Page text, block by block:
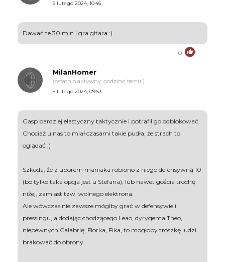
5 lutego 2024, 10:45
Dawać te 30 mln i gra gitara :)
0
MilanHomer
(ostatnio aktywny: godzinę temu )
5 lutego 2024, 09:53
Gasp bardziej elastyczny taktycznie i potrafił go odblokować.
Chociaż u nas to miał czasami takie pudła, że strach to
oglądać ;)
Szkoda, że z uporem maniaka robiono z niego defensywną 10
(bo tylko taka opcja jest u Stefana), lub nawet gościa trochę
niżej, zamiast tzw. wolnego elektrona.
Ale wówczas nie zawsze mógłby grać w defensywie i
pressingu, a dodając chodzącego Leao, dyrygenta Theo,
niepewnych Calabrię, Florka, Fika, to mogłoby troszkę ludzi
brakować do obrony.